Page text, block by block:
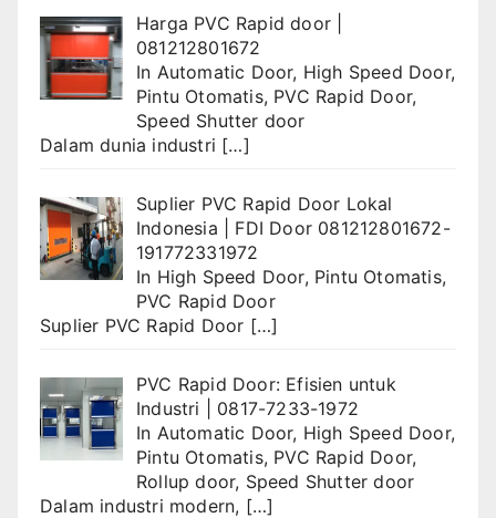
Harga PVC Rapid door |
081212801672
In Automatic Door, High Speed Door,
Pintu Otomatis, PVC Rapid Door,
Speed Shutter door
Dalam dunia industri […]
Suplier PVC Rapid Door Lokal
Indonesia | FDI Door 081212801672-
191772331972
In High Speed Door, Pintu Otomatis,
PVC Rapid Door
Suplier PVC Rapid Door […]
PVC Rapid Door: Efisien untuk
Industri | 0817-7233-1972
In Automatic Door, High Speed Door,
Pintu Otomatis, PVC Rapid Door,
Rollup door, Speed Shutter door
Dalam industri modern, […]